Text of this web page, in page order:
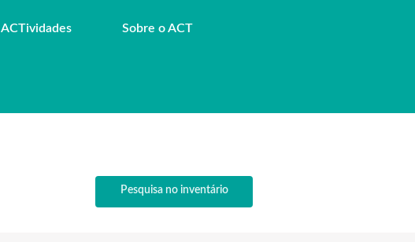
ACTividades Sobre o ACT
Pesquisa no inventário